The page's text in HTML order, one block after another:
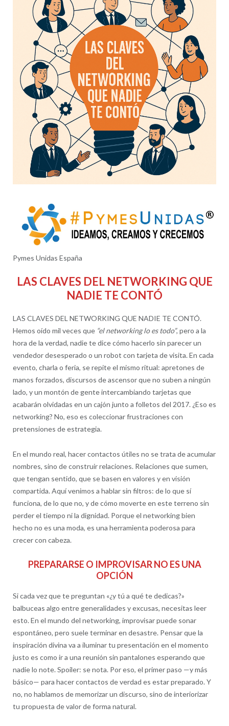
Pymes Unidas España
LAS CLAVES DEL NETWORKING QUE
NADIE TE CONTÓ
LAS CLAVES DEL NETWORKING QUE NADIE TE CONTÓ.
Hemos oído mil veces que “el networking lo es todo”, pero a la
hora de la verdad, nadie te dice cómo hacerlo sin parecer un
vendedor desesperado o un robot con tarjeta de visita. En cada
evento, charla o feria, se repite el mismo ritual: apretones de
manos forzados, discursos de ascensor que no suben a ningún
lado, y un montón de gente intercambiando tarjetas que
acabarán olvidadas en un cajón junto a folletos del 2017. ¿Eso es
networking? No, eso es coleccionar frustraciones con
pretensiones de estrategia.
En el mundo real, hacer contactos útiles no se trata de acumular
nombres, sino de construir relaciones. Relaciones que sumen,
que tengan sentido, que se basen en valores y en visión
compartida. Aquí venimos a hablar sin filtros: de lo que sí
funciona, de lo que no, y de cómo moverte en este terreno sin
perder el tiempo ni la dignidad. Porque el networking bien
hecho no es una moda, es una herramienta poderosa para
crecer con cabeza.
PREPARARSE O IMPROVISAR NO ES UNA
OPCIÓN
Si cada vez que te preguntan «¿y tú a qué te dedicas?»
balbuceas algo entre generalidades y excusas, necesitas leer
esto. En el mundo del networking, improvisar puede sonar
espontáneo, pero suele terminar en desastre. Pensar que la
inspiración divina va a iluminar tu presentación en el momento
justo es como ir a una reunión sin pantalones esperando que
nadie lo note. Spoiler: se nota. Por eso, el primer paso —y más
básico— para hacer contactos de verdad es estar preparado. Y
no, no hablamos de memorizar un discurso, sino de interiorizar
tu propuesta de valor de forma natural.